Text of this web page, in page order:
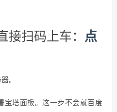
接扫码上车： 点
。
宝塔面板。这一步不会就百度